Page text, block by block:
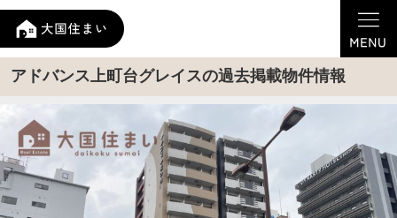
アドバンス上町台グレイスの過去掲載物件情報